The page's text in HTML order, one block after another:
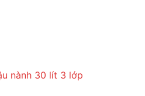
nành 30 lít 3 lớp